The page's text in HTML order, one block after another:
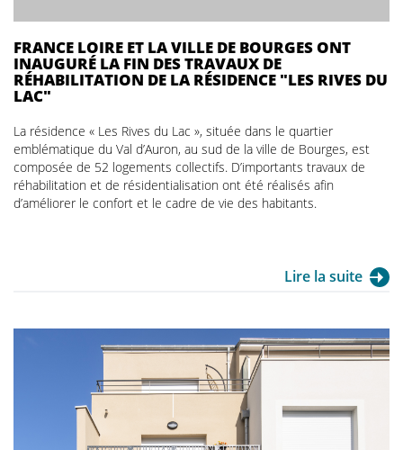
FRANCE LOIRE ET LA VILLE DE BOURGES ONT
INAUGURÉ LA FIN DES TRAVAUX DE
RÉHABILITATION DE LA RÉSIDENCE "LES RIVES DU
LAC"
La résidence « Les Rives du Lac », située dans le quartier
emblématique du Val d’Auron, au sud de la ville de Bourges, est
composée de 52 logements collectifs. D’importants travaux de
réhabilitation et de résidentialisation ont été réalisés afin
d’améliorer le confort et le cadre de vie des habitants.
Lire la suite